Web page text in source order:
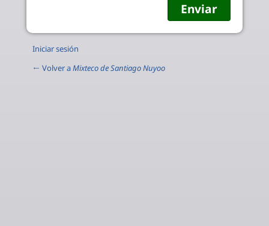
Iniciar sesión
← Volver aMixteco de Santiago Nuyoo